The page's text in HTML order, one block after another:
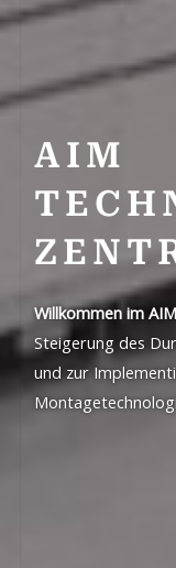
AIM
Willkommen im
Steigerung des
und zur